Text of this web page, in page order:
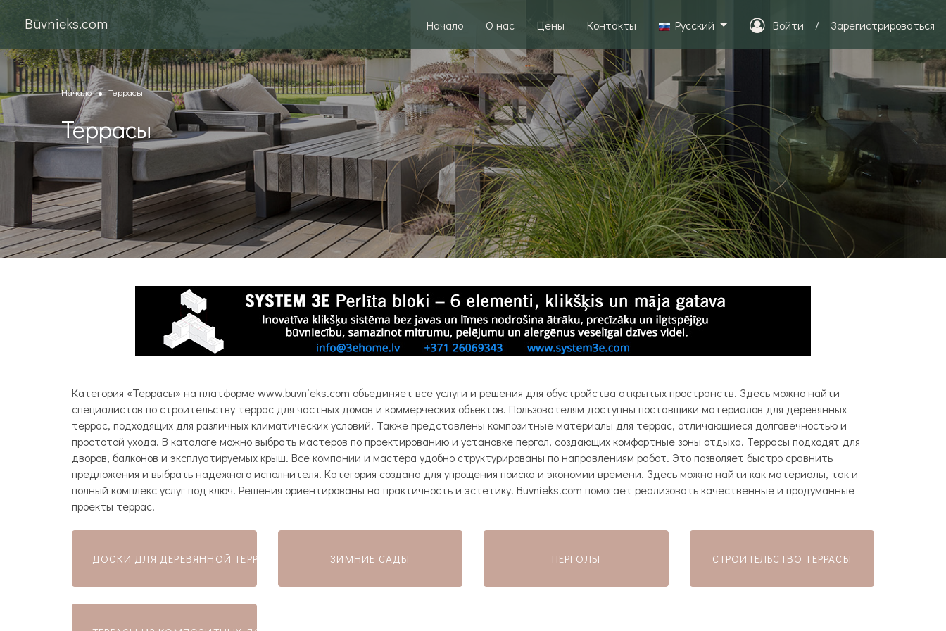
Būvnieks.com Начало О нас Цены Контакты Pусский Войти / Зарегистрироваться
Начало Террасы
Террасы
Категория «Террасы» на платформе www.buvnieks.com объединяет все услуги и решения для обустройства открытых пространств. Здесь можно найти
специалистов по строительству террас для частных домов и коммерческих объектов. Пользователям доступны поставщики материалов для деревянных
террас, подходящих для различных климатических условий. Также представлены композитные материалы для террас, отличающиеся долговечностью и
простотой ухода. В каталоге можно выбрать мастеров по проектированию и установке пергол, создающих комфортные зоны отдыха. Террасы подходят для
дворов, балконов и эксплуатируемых крыш. Все компании и мастера удобно структурированы по направлениям работ. Это позволяет быстро сравнить
предложения и выбрать надежного исполнителя. Категория создана для упрощения поиска и экономии времени. Здесь можно найти как материалы, так и
полный комплекс услуг под ключ. Решения ориентированы на практичность и эстетику. Buvnieks.com помогает реализовать качественные и продуманные
проекты террас.
ДОСКИ ДЛЯ ДЕРЕВЯННОЙ ТЕРРАСЫ (МАТЕРИАЛЫ)ЗИМНИЕ САДЫ ПЕРГОЛЫ СТРОИТЕЛЬСТВО ТЕРРАСЫ